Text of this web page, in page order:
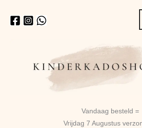
naar
Vandaag besteld =
Vrijdag 7 Augustus